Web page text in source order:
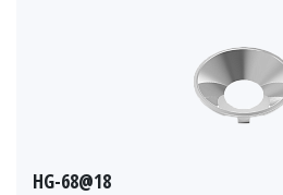
HG-68@18